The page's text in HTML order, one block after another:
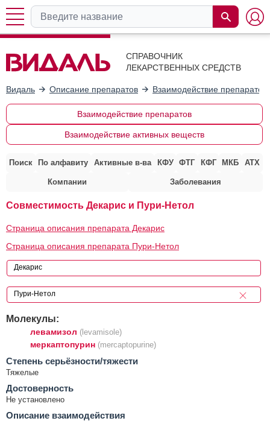
СПРАВОЧНИК
ЛЕКАРСТВЕННЫХ СРЕДСТВ
Видаль Описание препаратов Взаимодействие препаратов
Взаимодействие препаратов
Взаимодействие активных веществ
Поиск По алфавиту Активные в-ва КФУ ФТГ КФГ МКБ АТХ
Компании Заболевания
Совместимость Декарис и Пури-Нетол
Страница описания препарата Декарис
Страница описания препарата Пури-Нетол
Молекулы:
левамизол (levamisole)
меркаптопурин (mercaptopurine)
Cтепень серьёзности/тяжести
Тяжелые
Достоверность
Не установлено
Описание взаимодействия